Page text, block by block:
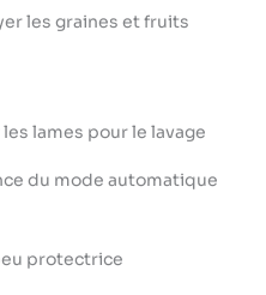
les graines et fruits
lames pour le lavage
du mode automatique
protectrice